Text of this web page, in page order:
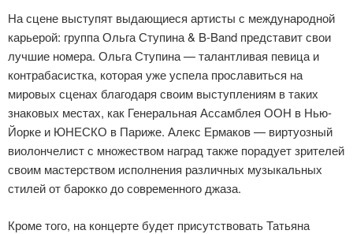
На сцене выступят выдающиеся артисты с международной
карьерой: группа Ольга Ступина & B-Band представит свои
лучшие номера. Ольга Ступина — талантливая певица и
контрабасистка, которая уже успела прославиться на
мировых сценах благодаря своим выступлениям в таких
знаковых местах, как Генеральная Ассамблея ООН в Нью-
Йорке и ЮНЕСКО в Париже. Алекс Ермаков — виртуозный
виолончелист с множеством наград также порадует зрителей
своим мастерством исполнения различных музыкальных
стилей от барокко до современного джаза.
Кроме того, на концерте будет присутствовать Татьяна